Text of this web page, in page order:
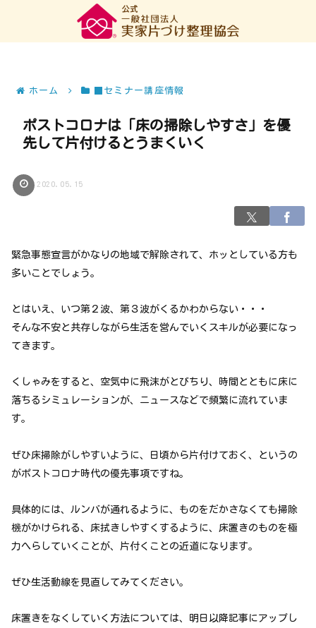
ホーム ■セミナー講座情報
ポストコロナは「床の掃除しやすさ」を優
先して片付けるとうまくいく
2020.05.15
緊急事態宣言がかなりの地域で解除されて、ホッとしている方も
多いことでしょう。
とはいえ、いつ第２波、第３波がくるかわからない・・・
そんな不安と共存しながら生活を営んでいくスキルが必要になっ
てきます。
くしゃみをすると、空気中に飛沫がとびちり、時間とともに床に
落ちるシミュレーションが、ニュースなどで頻繁に流れていま
す。
ぜひ床掃除がしやすいように、日頃から片付けておく、というの
がポストコロナ時代の優先事項ですね。
具体的には、ルンバが通れるように、ものをだかさなくても掃除
機がかけられる、床拭きしやすくするように、床置きのものを極
力へらしていくことが、片付くことの近道になります。
ぜひ生活動線を見直してみてください。
床置きをなくしていく方法については、明日以降記事にアップし